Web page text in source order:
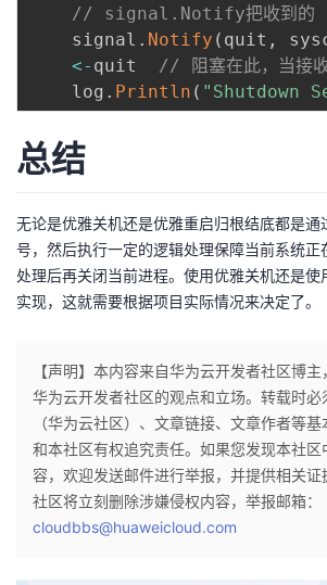
// signal.Notify把收到的
	signal
. Notify ( quit ,
<- quit // 阻塞在此，当接收
	log
. Println ( "Shutdown
总结
无论是优雅关机还是优雅重启归根结底都是通
号，然后执行一定的逻辑处理保障当前系统正
处理后再关闭当前进程。使用优雅关机还是使
实现，这就需要根据项目实际情况来决定了。
【声明】本内容来自华为云开发者社区博
华为云开发者社区的观点和立场。转载时
（华为云社区）、文章链接、文章作者等
和本社区有权追究责任。如果您发现本社区
容，欢迎发送邮件进行举报，并提供相关
社区将立刻删除涉嫌侵权内容，举报邮箱：
cloudbbs@huaweicloud.com